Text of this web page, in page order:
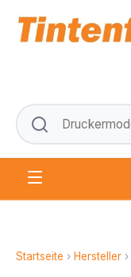
Startseite › Hersteller ›